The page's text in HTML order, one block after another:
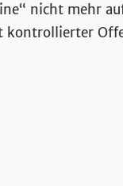
nicht mehr
kontrollierter